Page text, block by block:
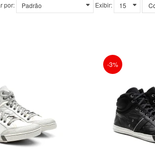
por: Exibir:
-3%